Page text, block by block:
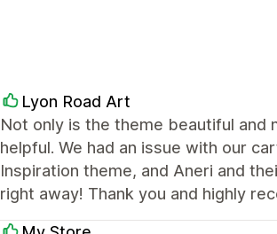
Lyon Road Art
Not only is the theme beautiful
helpful. We had an issue with our
Inspiration theme, and Aneri and
right away! Thank you and highly